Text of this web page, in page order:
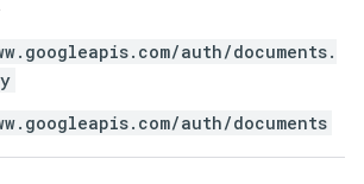
auth/documents.
auth/documents